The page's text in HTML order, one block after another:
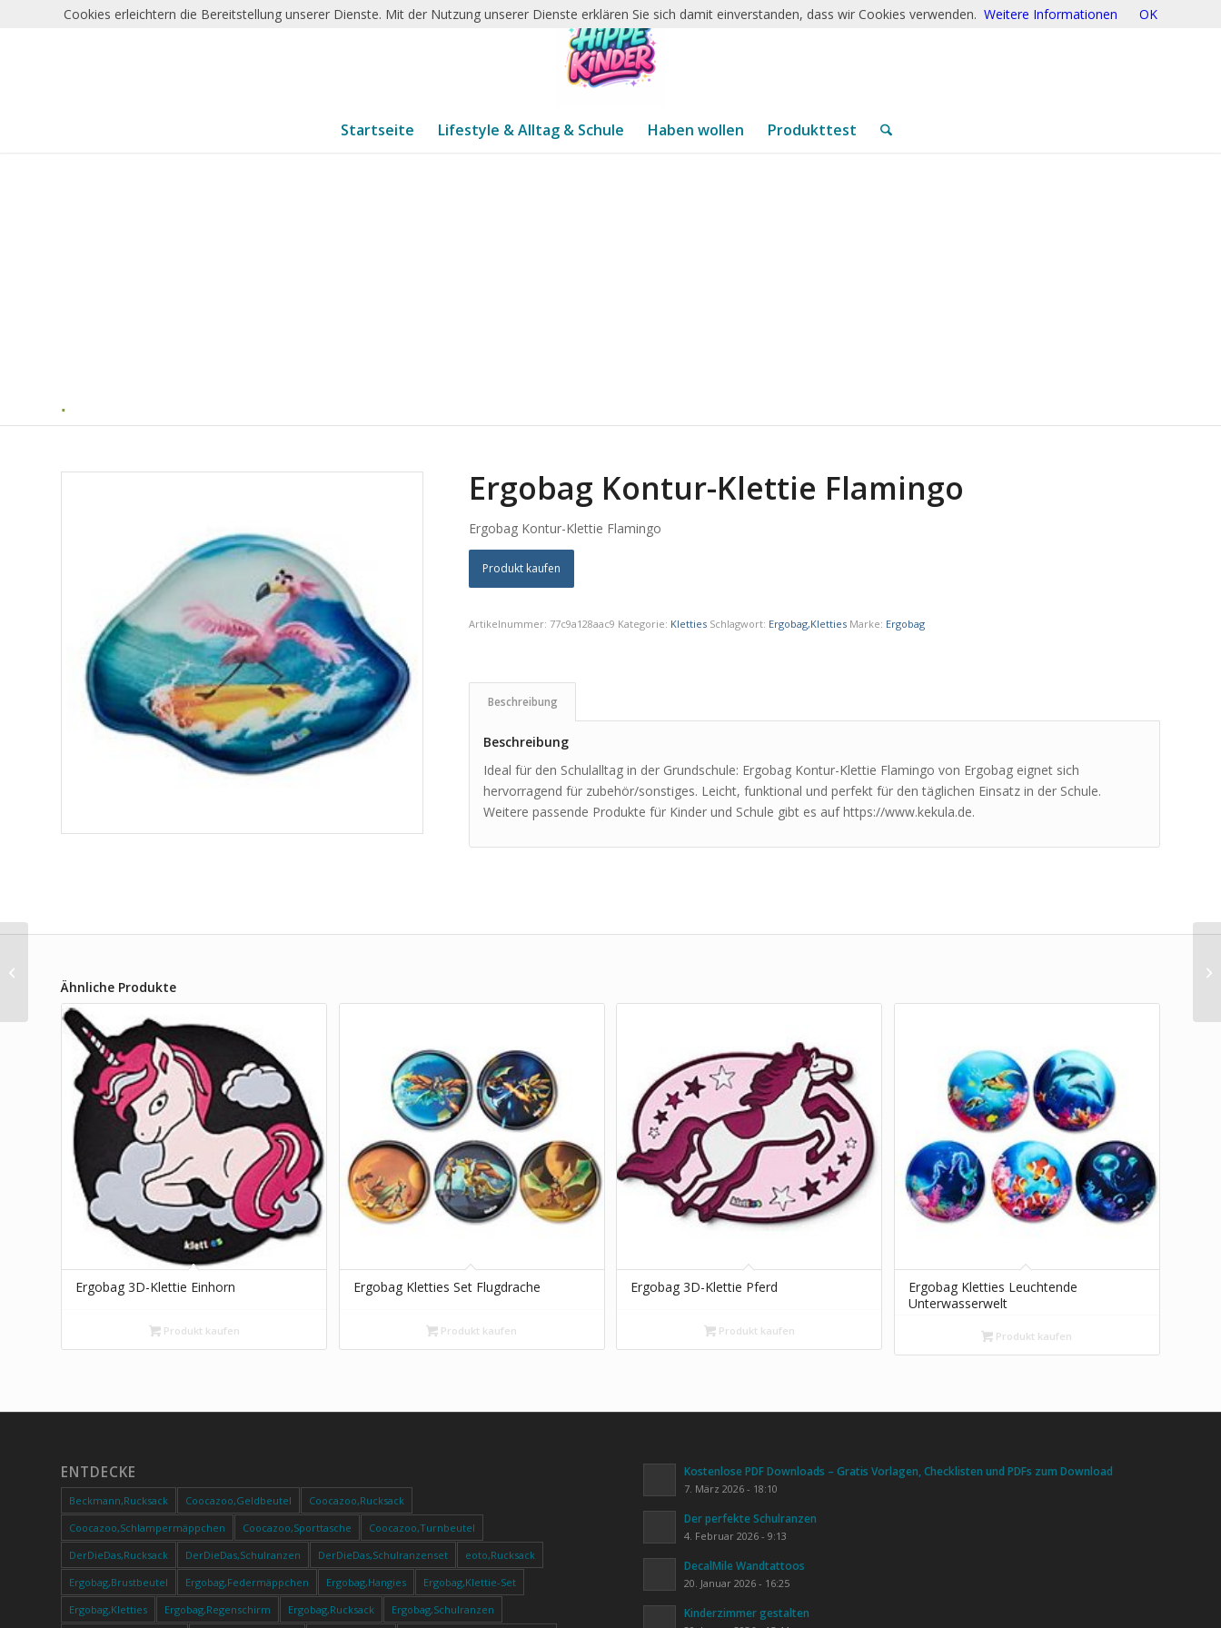
Startseite Lifestyle & Alltag & Schule Haben wollen Produkttest
Ergobag Kontur-Klettie Flamingo
Ergobag Kontur-Klettie Flamingo
Produkt kaufen
Artikelnummer: 77c9a128aac9 Kategorie: Kletties Schlagwort: Ergobag,Kletties Marke: Ergobag
Beschreibung
Beschreibung
Ideal für den Schulalltag in der Grundschule: Ergobag Kontur-Klettie Flamingo von Ergobag eignet sich
hervorragend für zubehör/sonstiges. Leicht, funktional und perfekt für den täglichen Einsatz in der Schule.
Weitere passende Produkte für Kinder und Schule gibt es auf https://www.kekula.de.
Ähnliche Produkte
Ergobag 3D-Klettie Einhorn
Produkt kaufen
Ergobag Kletties Set Flugdrache
Produkt kaufen
Ergobag 3D-Klettie Pferd
Produkt kaufen
Ergobag Kletties Leuchtende
Unterwasserwelt
Produkt kaufen
ENTDECKE
Beckmann,Rucksack Coocazoo,Geldbeutel
Coocazoo,Rucksack
Coocazoo,Schlampermäppchen
Coocazoo,Sporttasche
Coocazoo,Turnbeutel
DerDieDas,Rucksack
DerDieDas,Schulranzen DerDieDas,Schulranzenset
eoto,Rucksack
Ergobag,Brustbeutel
Ergobag,Federmäppchen Ergobag,Hangies
Ergobag,Klettie-Set
Ergobag,Kletties
Ergobag,Regenschirm Ergobag,Rucksack Ergobag,Schulranzen
Kostenlose PDF Downloads – Gratis Vorlagen, Checklisten und PDFs zum Download
7. März 2026 - 18:10
Der perfekte Schulranzen
4. Februar 2026 - 9:13
DecalMile Wandtattoos
20. Januar 2026 - 16:25
Kinderzimmer gestalten
Cookies erleichtern die Bereitstellung unserer Dienste. Mit der Nutzung unserer Dienste erklären Sie sich damit einverstanden, dass wir Cookies verwenden. Weitere Informationen OK